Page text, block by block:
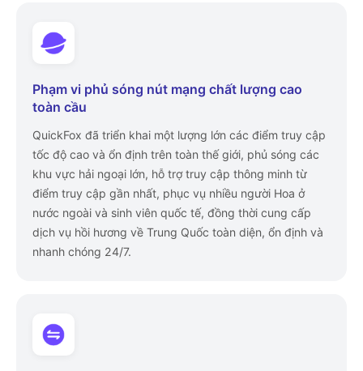
Phạm vi phủ sóng nút mạng chất lượng cao
toàn cầu
QuickFox đã triển khai một lượng lớn các điểm truy cập
tốc độ cao và ổn định trên toàn thế giới, phủ sóng các
khu vực hải ngoại lớn, hỗ trợ truy cập thông minh từ
điểm truy cập gần nhất, phục vụ nhiều người Hoa ở
nước ngoài và sinh viên quốc tế, đồng thời cung cấp
dịch vụ hồi hương về Trung Quốc toàn diện, ổn định và
nhanh chóng 24/7.